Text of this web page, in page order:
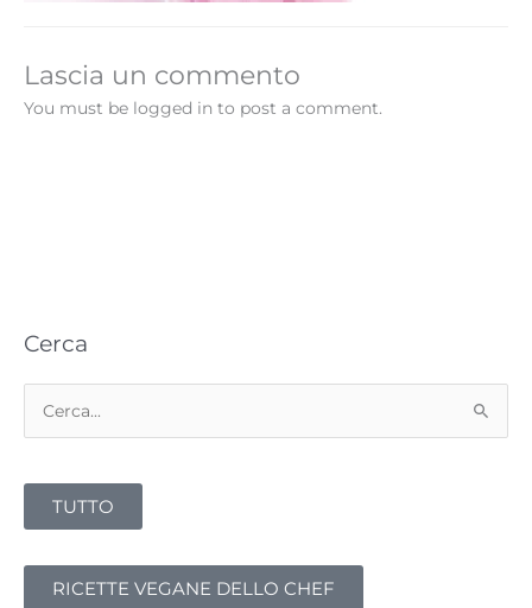
Lascia un commento
You must be logged in to post a comment.
Cerca
r
TUTTO
RICETTE VEGANE DELLO CHEF